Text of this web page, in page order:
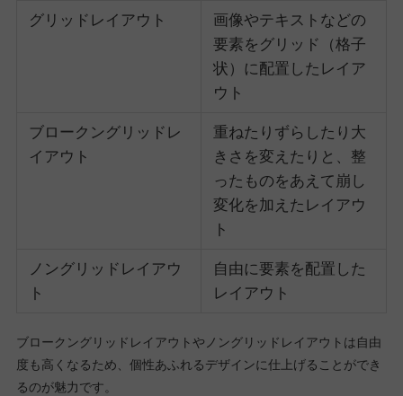
グリッドレイアウト
画像やテキストなどの
要素をグリッド（格子
状）に配置したレイア
ウト
ブロークングリッドレ
イアウト
重ねたりずらしたり大
きさを変えたりと、整
ったものをあえて崩し
変化を加えたレイアウ
ト
ノングリッドレイアウ
ト
自由に要素を配置した
レイアウト
ブロークングリッドレイアウトやノングリッドレイアウトは自由
度も高くなるため、個性あふれるデザインに仕上げることができ
るのが魅力です。